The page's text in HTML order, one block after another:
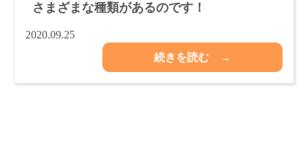
さまざまな種類があるのです！
2020.09.25
続きを読む →